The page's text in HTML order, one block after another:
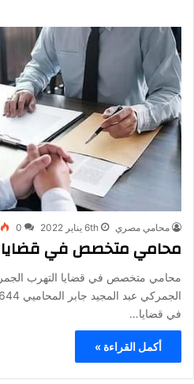
محامي مصري 6th يناير 2022 0
محامي متخصص في قضايا
محامي متخصص في قضايا التهرب
في قضايا…
أكمل القراءة »